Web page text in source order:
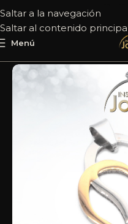
Saltar a la navegación
Saltar al contenido
Menú